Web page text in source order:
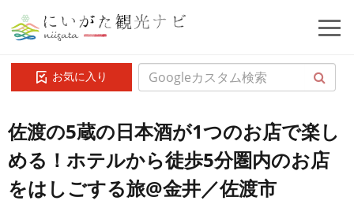
お気に入り
佐渡の5蔵の日本酒が1つのお店で楽し
める！ホテルから徒歩5分圏内のお店
をはしごする旅@金井／佐渡市